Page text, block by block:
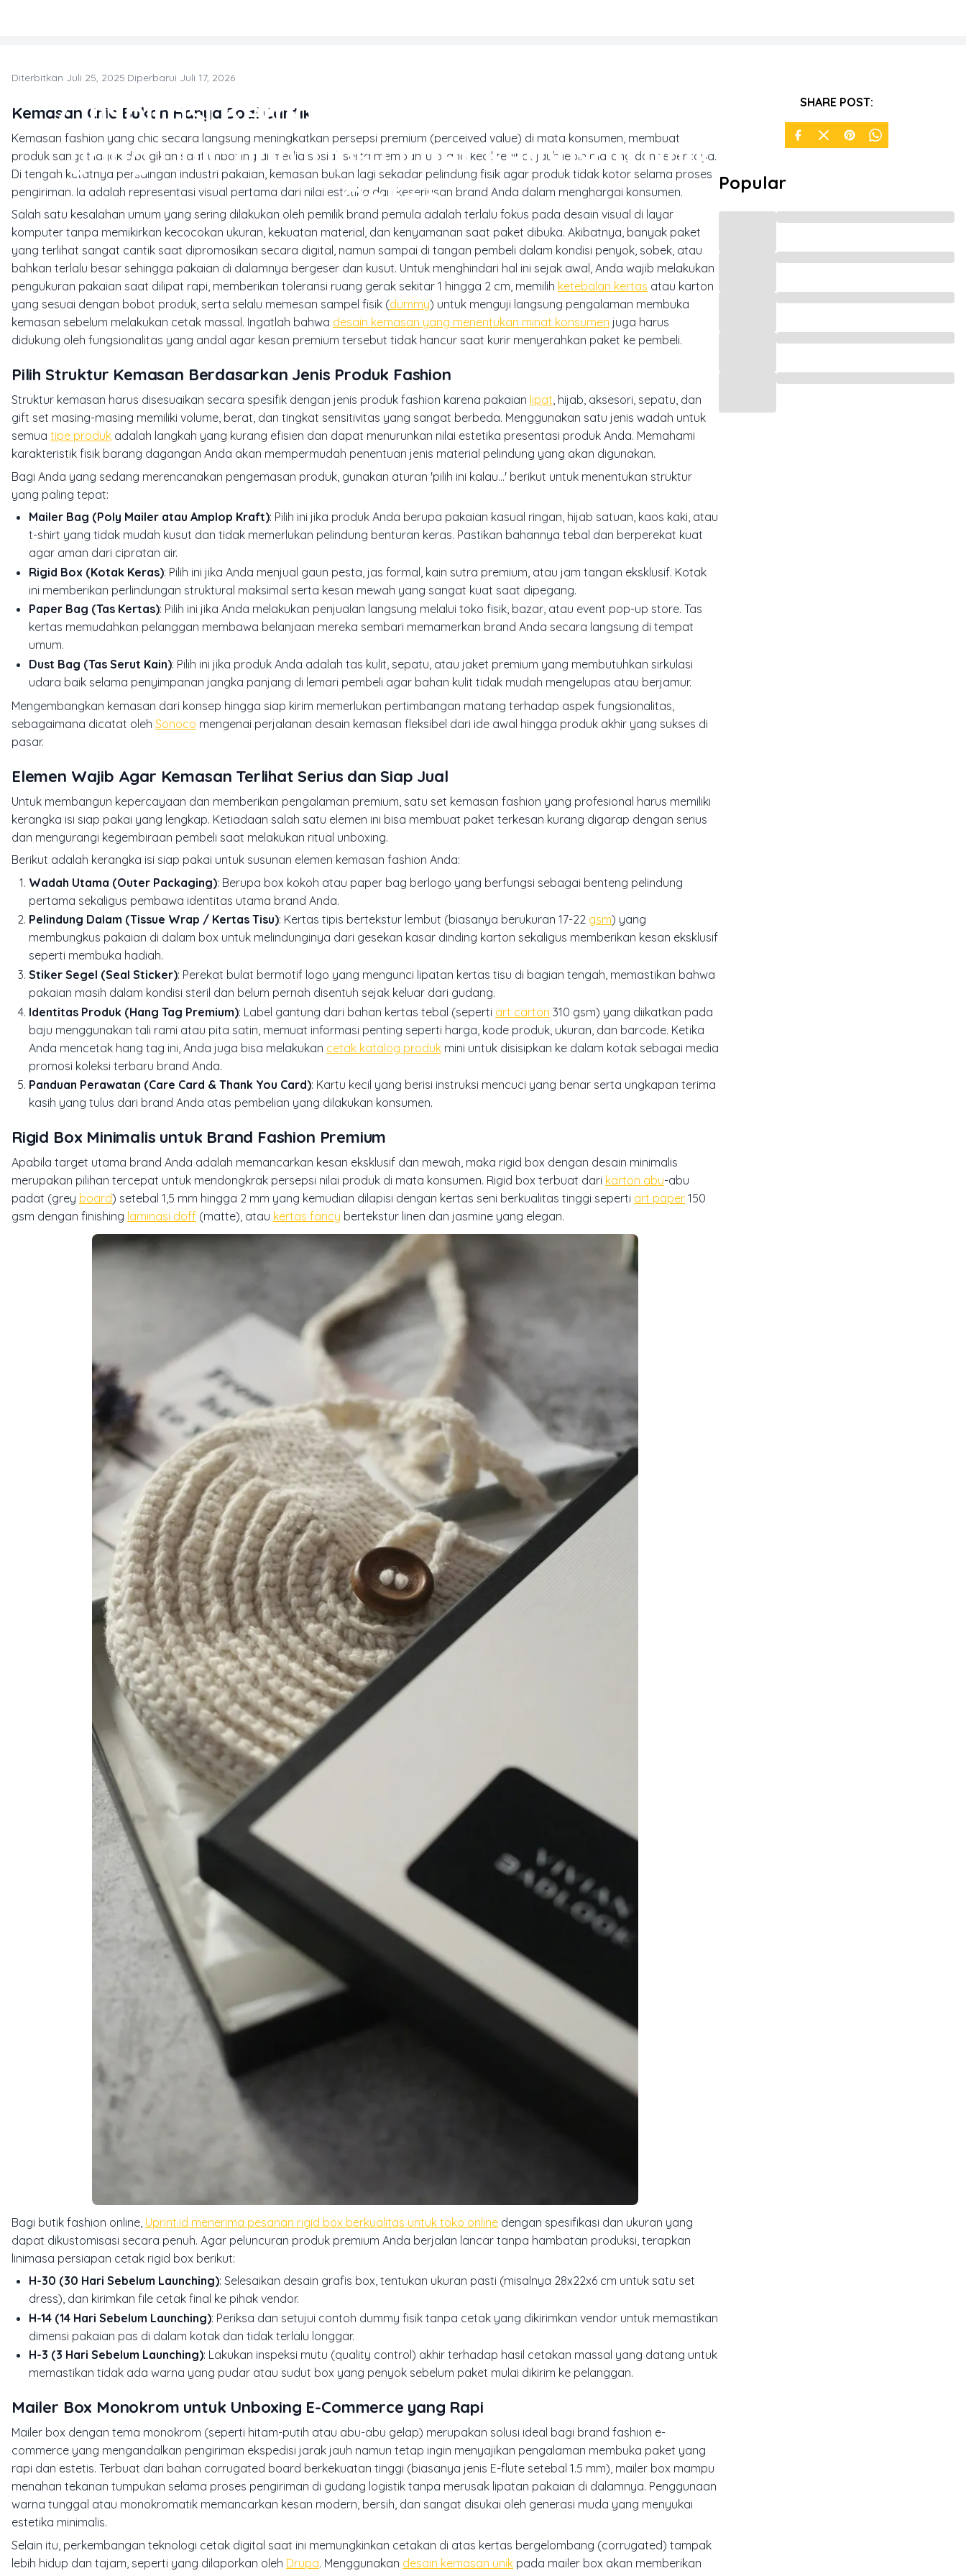
7 Inspirasi Kemasan untuk Produk Fashion
yang Chic dan Tips Order Kemasan Unik
Online
Diterbitkan Juli 25, 2025·Diperbarui Juli 17, 2026
Kemasan Chic Bukan Hanya Soal Cantik
Kemasan fashion yang chic secara langsung meningkatkan persepsi premium (perceived value) di mata konsumen, membuat
produk sangat layak dibagikan saat unboxing di media sosial, serta membantu brand kecil terlihat jauh lebih matang dan tepercaya.
Di tengah ketatnya persaingan industri pakaian, kemasan bukan lagi sekadar pelindung fisik agar produk tidak kotor selama proses
pengiriman. Ia adalah representasi visual pertama dari nilai estetika dan keseriusan brand Anda dalam menghargai konsumen.
Salah satu kesalahan umum yang sering dilakukan oleh pemilik brand pemula adalah terlalu fokus pada desain visual di layar
komputer tanpa memikirkan kecocokan ukuran, kekuatan material, dan kenyamanan saat paket dibuka. Akibatnya, banyak paket
yang terlihat sangat cantik saat dipromosikan secara digital, namun sampai di tangan pembeli dalam kondisi penyok, sobek, atau
bahkan terlalu besar sehingga pakaian di dalamnya bergeser dan kusut. Untuk menghindari hal ini sejak awal, Anda wajib melakukan
pengukuran pakaian saat dilipat rapi, memberikan toleransi ruang gerak sekitar 1 hingga 2 cm, memilih ketebalan kertas atau karton
yang sesuai dengan bobot produk, serta selalu memesan sampel fisik (dummy) untuk menguji langsung pengalaman membuka
kemasan sebelum melakukan cetak massal. Ingatlah bahwa desain kemasan yang menentukan minat konsumen juga harus
didukung oleh fungsionalitas yang andal agar kesan premium tersebut tidak hancur saat kurir menyerahkan paket ke pembeli.
Pilih Struktur Kemasan Berdasarkan Jenis Produk Fashion
Struktur kemasan harus disesuaikan secara spesifik dengan jenis produk fashion karena pakaian lipat, hijab, aksesori, sepatu, dan
gift set masing-masing memiliki volume, berat, dan tingkat sensitivitas yang sangat berbeda. Menggunakan satu jenis wadah untuk
semua tipe produk adalah langkah yang kurang efisien dan dapat menurunkan nilai estetika presentasi produk Anda. Memahami
karakteristik fisik barang dagangan Anda akan mempermudah penentuan jenis material pelindung yang akan digunakan.
Bagi Anda yang sedang merencanakan pengemasan produk, gunakan aturan 'pilih ini kalau…' berikut untuk menentukan struktur
yang paling tepat:
Mailer Bag (Poly Mailer atau Amplop Kraft): Pilih ini jika produk Anda berupa pakaian kasual ringan, hijab satuan, kaos kaki, atau
t-shirt yang tidak mudah kusut dan tidak memerlukan pelindung benturan keras. Pastikan bahannya tebal dan berperekat kuat
agar aman dari cipratan air.
Rigid Box (Kotak Keras): Pilih ini jika Anda menjual gaun pesta, jas formal, kain sutra premium, atau jam tangan eksklusif. Kotak
ini memberikan perlindungan struktural maksimal serta kesan mewah yang sangat kuat saat dipegang.
Paper Bag (Tas Kertas): Pilih ini jika Anda melakukan penjualan langsung melalui toko fisik, bazar, atau event pop-up store. Tas
kertas memudahkan pelanggan membawa belanjaan mereka sembari memamerkan brand Anda secara langsung di tempat
umum.
Dust Bag (Tas Serut Kain): Pilih ini jika produk Anda adalah tas kulit, sepatu, atau jaket premium yang membutuhkan sirkulasi
udara baik selama penyimpanan jangka panjang di lemari pembeli agar bahan kulit tidak mudah mengelupas atau berjamur.
Mengembangkan kemasan dari konsep hingga siap kirim memerlukan pertimbangan matang terhadap aspek fungsionalitas,
sebagaimana dicatat oleh Sonoco mengenai perjalanan desain kemasan fleksibel dari ide awal hingga produk akhir yang sukses di
pasar.
Elemen Wajib Agar Kemasan Terlihat Serius dan Siap Jual
Untuk membangun kepercayaan dan memberikan pengalaman premium, satu set kemasan fashion yang profesional harus memiliki
kerangka isi siap pakai yang lengkap. Ketiadaan salah satu elemen ini bisa membuat paket terkesan kurang digarap dengan serius
dan mengurangi kegembiraan pembeli saat melakukan ritual unboxing.
Berikut adalah kerangka isi siap pakai untuk susunan elemen kemasan fashion Anda:
Wadah Utama (Outer Packaging): Berupa box kokoh atau paper bag berlogo yang berfungsi sebagai benteng pelindung
pertama sekaligus pembawa identitas utama brand Anda.
Pelindung Dalam (Tissue Wrap / Kertas Tisu): Kertas tipis bertekstur lembut (biasanya berukuran 17-22 gsm) yang
membungkus pakaian di dalam box untuk melindunginya dari gesekan kasar dinding karton sekaligus memberikan kesan eksklusif
seperti membuka hadiah.
Stiker Segel (Seal Sticker): Perekat bulat bermotif logo yang mengunci lipatan kertas tisu di bagian tengah, memastikan bahwa
pakaian masih dalam kondisi steril dan belum pernah disentuh sejak keluar dari gudang.
Identitas Produk (Hang Tag Premium): Label gantung dari bahan kertas tebal (seperti art carton 310 gsm) yang diikatkan pada
baju menggunakan tali rami atau pita satin, memuat informasi penting seperti harga, kode produk, ukuran, dan barcode. Ketika
Anda mencetak hang tag ini, Anda juga bisa melakukan cetak katalog produk mini untuk disisipkan ke dalam kotak sebagai media
promosi koleksi terbaru brand Anda.
Panduan Perawatan (Care Card & Thank You Card): Kartu kecil yang berisi instruksi mencuci yang benar serta ungkapan terima
kasih yang tulus dari brand Anda atas pembelian yang dilakukan konsumen.
Rigid Box Minimalis untuk Brand Fashion Premium
Apabila target utama brand Anda adalah memancarkan kesan eksklusif dan mewah, maka rigid box dengan desain minimalis
merupakan pilihan tercepat untuk mendongkrak persepsi nilai produk di mata konsumen. Rigid box terbuat dari karton abu-abu
padat (grey board) setebal 1,5 mm hingga 2 mm yang kemudian dilapisi dengan kertas seni berkualitas tinggi seperti art paper 150
gsm dengan finishing laminasi doff (matte), atau kertas fancy bertekstur linen dan jasmine yang elegan.
Bagi butik fashion online, Uprint.id menerima pesanan rigid box berkualitas untuk toko online dengan spesifikasi dan ukuran yang
dapat dikustomisasi secara penuh. Agar peluncuran produk premium Anda berjalan lancar tanpa hambatan produksi, terapkan
linimasa persiapan cetak rigid box berikut:
H-30 (30 Hari Sebelum Launching): Selesaikan desain grafis box, tentukan ukuran pasti (misalnya 28x22x6 cm untuk satu set
dress), dan kirimkan file cetak final ke pihak vendor.
H-14 (14 Hari Sebelum Launching): Periksa dan setujui contoh dummy fisik tanpa cetak yang dikirimkan vendor untuk memastikan
dimensi pakaian pas di dalam kotak dan tidak terlalu longgar.
H-3 (3 Hari Sebelum Launching): Lakukan inspeksi mutu (quality control) akhir terhadap hasil cetakan massal yang datang untuk
memastikan tidak ada warna yang pudar atau sudut box yang penyok sebelum paket mulai dikirim ke pelanggan.
Mailer Box Monokrom untuk Unboxing E-Commerce yang Rapi
Mailer box dengan tema monokrom (seperti hitam-putih atau abu-abu gelap) merupakan solusi ideal bagi brand fashion e-
commerce yang mengandalkan pengiriman ekspedisi jarak jauh namun tetap ingin menyajikan pengalaman membuka paket yang
rapi dan estetis. Terbuat dari bahan corrugated board berkekuatan tinggi (biasanya jenis E-flute setebal 1.5 mm), mailer box mampu
menahan tekanan tumpukan selama proses pengiriman di gudang logistik tanpa merusak lipatan pakaian di dalamnya. Penggunaan
warna tunggal atau monokromatik memancarkan kesan modern, bersih, dan sangat disukai oleh generasi muda yang menyukai
estetika minimalis.
Selain itu, perkembangan teknologi cetak digital saat ini memungkinkan cetakan di atas kertas bergelombang (corrugated) tampak
lebih hidup dan tajam, seperti yang dilaporkan oleh Drupa. Menggunakan desain kemasan unik pada mailer box akan memberikan
SHARE POST:
Popular